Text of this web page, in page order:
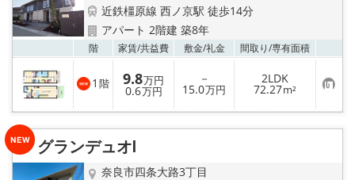
近鉄橿原線 西ノ京駅 徒歩14分
アパート 2階建 築8年
階 家賃/共益費 敷金/礼金 間取り/専有面積
1 階 9.8万円
0.6万円
－
15.0万円
2LDK
72.27m² お
気
に
り
グランデュオⅠ
奈良市四条大路3丁目